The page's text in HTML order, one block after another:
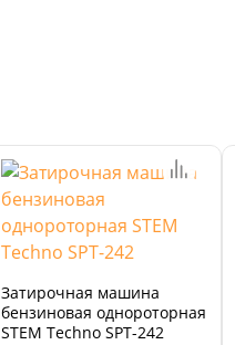
Затирочная машина
бензиновая однороторная
STEM Techno SPT-242